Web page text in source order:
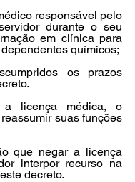
responsável pelo
durante o seu
em clínica para
químicos;
os prazos
a licença médica, o
suas funções
que negar a licença
interpor recurso na
decreto.